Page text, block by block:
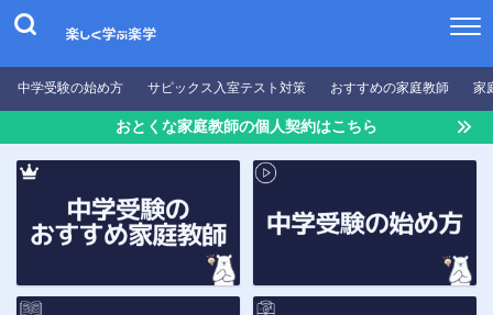
中学受験の始め方 サピックス入室テスト対策 おすすめの家庭教師 家
おとくな家庭教師の個人契約はこちら